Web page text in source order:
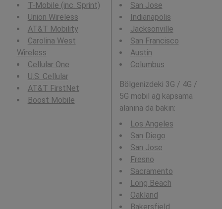
T-Mobile (inc. Sprint)
Union Wireless
AT&T Mobility
Carolina West
Wireless
Cellular One
U.S. Cellular
AT&T FirstNet
Boost Mobile
San Jose
Indianapolis
Jacksonville
San Francisco
Austin
Columbus
Bölgenizdeki 3G / 4G /
5G mobil ağ kapsama
alanına da bakın:
Los Angeles
San Diego
San Jose
Fresno
Sacramento
Long Beach
Oakland
Bakersfield